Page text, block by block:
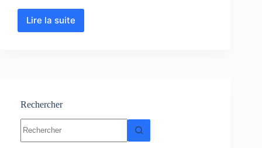
Lire la suiteGéodynamique
Rechercher
résultat